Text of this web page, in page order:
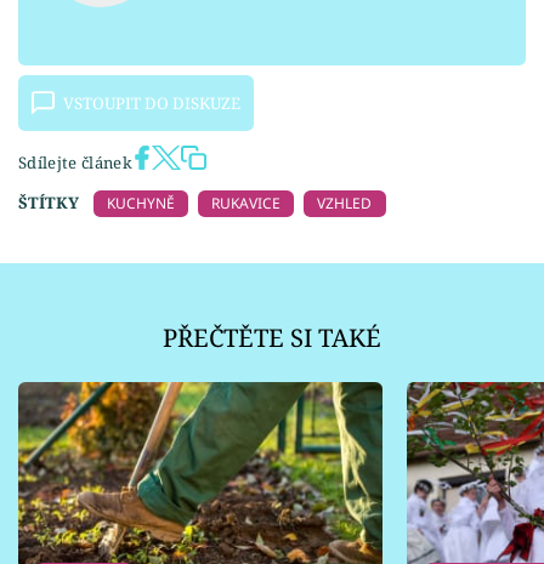
VSTOUPIT DO DISKUZE
Sdílejte článek
ŠTÍTKY
KUCHYNĚ RUKAVICE VZHLED
PŘEČTĚTE SI TAKÉ